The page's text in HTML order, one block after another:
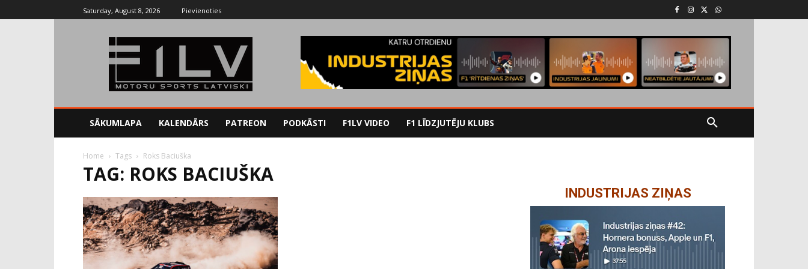
Saturday, August 8, 2026 Pievienoties
SĀKUMLAPA KALENDĀRS PATREON PODKĀSTI F1LV VIDEO F1 LĪDZJUTĒJU KLUBS
Home Tags Roks Baciuška
TAG: ROKS BACIUŠKA
INDUSTRIJAS ZIŅAS